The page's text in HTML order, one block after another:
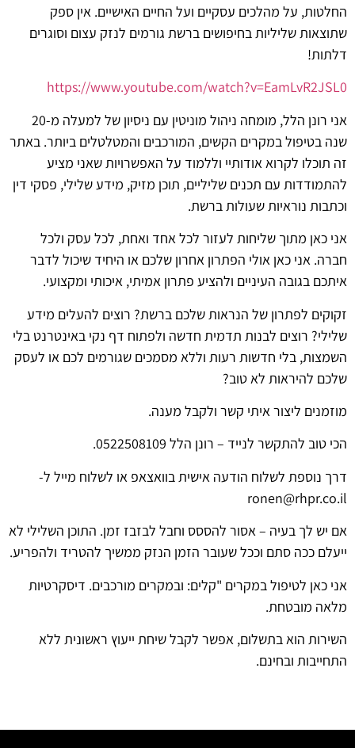
החלטות, על מהלכים עסקיים ועל החיים האישיים. אין ספק
שתוצאות שליליות בחיפושים ברשת גורמים לנזק עצום וסוגרים
דלתות!
https://www.youtube.com/watch?v=EamLvR2JSL0
אני רונן הלל, מומחה ניהול מוניטין עם ניסיון של למעלה מ-20
שנה בטיפול במקרים הקשים, המורכבים והמטלטלים ביותר. באתר
זה תוכלו לקרוא אודותיי וללמוד על האפשרויות שאני מציע
להתמודדות עם תכנים שליליים, תוכן מזיק, מידע שלילי, פסקי דין
וכתבות נוראיות שעולות ברשת.
אני כאן מתוך שליחות לעזור לכל אחד ואחת, לכל עסק ולכל
חברה. אני כאן אולי הפתרון אחרון שלכם או היחיד שיכול לדבר
איתכם בגובה העיניים ולהציע פתרון אמיתי, איכותי ומקצועי.
זקוקים לפתרון של הנראות שלכם ברשת? רוצים להעלים מידע
שלילי? רוצים לבנות תדמית חדשה ולפתוח דף נקי באינטרנט בלי
השמצות, בלי חדשות רעות וללא מסמכים שגורמים לכם או לעסק
שלכם להיראות לא טוב?
מוזמנים ליצור איתי קשר ולקבל מענה.
הכי טוב להתקשר לנייד – רונן הלל 0522508109.
דרך נוספת לשלוח הודעה אישית בוואצאפ או לשלוח מייל ל-
ronen@rhpr.co.il
אם יש לך בעיה – אסור להססס וחבל לבזבז זמן. התוכן השלילי לא
ייעלם ככה סתם וככל שעובר הזמן הנזק ממשיך להטריד ולהפריע.
אני כאן לטיפול במקרים "קלים: ובמקרים מורכבים. דיסקרטיות
מלאה מובטחת.
השירות הוא בתשלום, אפשר לקבל שיחת ייעוץ ראשונית ללא
התחייבות ובחינם.